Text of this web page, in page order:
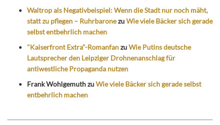
Waltrop als Negativbeispiel: Wenn die Stadt nur noch mäht,
statt zu pflegen – RuhrbaronezuWie viele Bäcker sich gerade
selbst entbehrlich machen
"Kaiserfront Extra"-RomanfanzuWie Putins deutsche
Lautsprecher den Leipziger Drohnenanschlag für
antiwestliche Propaganda nutzen
Frank WohlgemuthzuWie viele Bäcker sich gerade selbst
entbehrlich machen